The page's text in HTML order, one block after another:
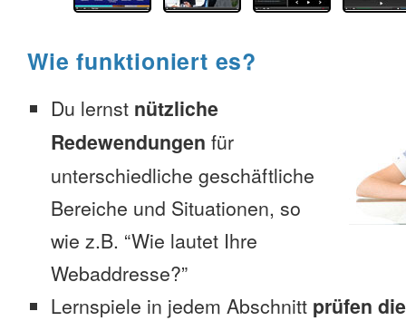
Wie funktioniert es?
Du lernst nützliche
Redewendungen für
unterschiedliche geschäftliche
Bereiche und Situationen, so
wie z.B. “Wie lautet Ihre
Webaddresse?”
Lernspiele in jedem Abschnitt prüfen